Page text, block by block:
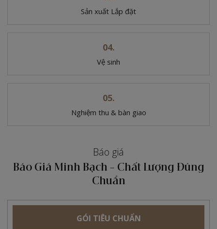
Sản xuất Lắp đặt
Vệ sinh
Nghiệm thu & bàn giao
Báo giá
Báo Giá Minh Bạch - Chất Lượng Đúng
Chuẩn
GÓI TIÊU CHUẨN